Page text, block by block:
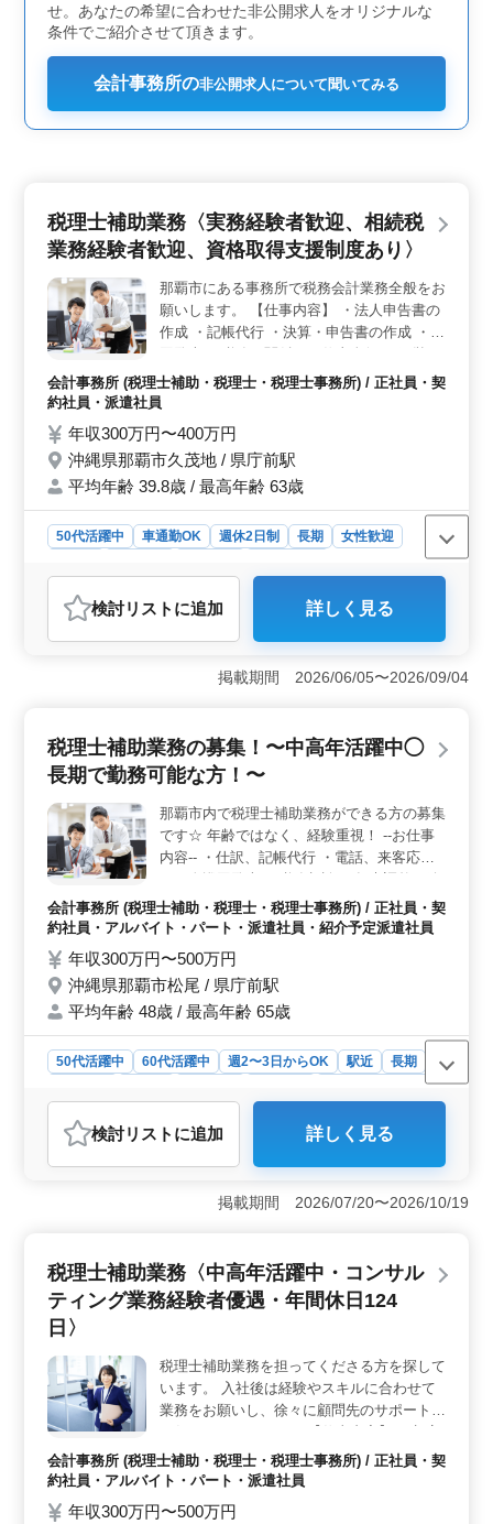
せ。あなたの希望に合わせた非公開求人をオリジナルな
条件でご紹介させて頂きます。
会計事務所の非公開求人について聞いてみる
税理士補助業務〈実務経験者歓迎、相続税
業務経験者歓迎、資格取得支援制度あり〉
那覇市にある事務所で税務会計業務全般をお
願いします。 【仕事内容】 ・法人申告書の
作成 ・記帳代行 ・決算・申告書の作成 ・巡
回監査 ・税務に関係する仕事全般 ・経営ア
ドバイス ◯税理士資格保有者歓迎 ◯50歳の
経験者歓迎 ◯国際税務に挑戦したい方歓迎
会計事務所 (税理士補助・税理士・税理士事務所) / 正社員・契
約社員・派遣社員
年収300万円〜400万円
沖縄県那覇市久茂地 / 県庁前駅
平均年齢 39.8歳 / 最高年齢 63歳
50代活躍中 車通勤OK 週休2日制 長期
女性歓迎
おすすめポイント
＜経験豊富な税理士補助業務＞ 税務会計業務全般を担
当し、法人申告書の作成や記帳代行、決算・申告書の作
経験者や相続税業務経験者を歓迎し、資格取得支援も用
間休日125日程度。車通勤可で、働きやすい環境が整って
います。福利厚生も充実し、資格取得支援制度もありま
す。 ＜会社情報＞ 神奈川県川崎市川崎区東田町に
本社を構える会社で、税務業務や経営コンサルティング
を行っています。平均年齢39.8歳で、16人の従業員が活
躍しています。ご経験を活かし新しいステージを築いて
みませんか。お問い合わせお待ちしております。
検討リスト に追加 詳しく見る
掲載期間 2026/06/05〜2026/09/04
税理士補助業務の募集！〜中高年活躍中◯
長期で勤務可能な方！〜
那覇市内で税理士補助業務ができる方の募集
です☆ 年齢ではなく、経験重視！ --お仕事
内容-- ・仕訳、記帳代行 ・電話、来客応対
与計算 ・決算業務 ・申告書作成 ・その他関
連業務 能力に合わせお仕事をお願いしてい
そして税理士資格保有者も大歓迎！！ ＼ご
応募お待ちしております／
会計事務所 (税理士補助・税理士・税理士事務所) / 正社員・契
約社員・アルバイト・パート・派遣社員・紹介予定派遣社員
年収300万円〜500万円
沖縄県那覇市松尾 / 県庁前駅
平均年齢 48歳 / 最高年齢 65歳
50代活躍中 60代活躍中 週2〜3日からOK 駅近
長期
紹介予定派遣社員
会計事務所
おすすめポイント
＜経験者重視＞ 会計事務所経験5年以上の中高年の方に
最適。経験豊富な方は、仕訳、記帳代行、巡回監査、税
務相談、年末調整、給与計算、決算業務、申告書作成な
おいて、税理士資格をお持ちの方は大歓迎。豊富な知識
と経験を活かし、プロフェッショナルとして活躍できる
環境です。能力に応じた役割をお任せします。 ＜長
期での勤務可能＞ 長期の勤務が可能な方を募集。経験
を活かして長く働き続けたい方にぴったりな職場です。
週5,6日のフルタイム勤務で、しっかりとした休日も確保
されています。
検討リスト に追加 詳しく見る
掲載期間 2026/07/20〜2026/10/19
税理士補助業務〈中高年活躍中・コンサル
ティング業務経験者優遇・年間休日124
日〉
税理士補助業務を担ってくださる方を探して
います。 入社後は経験やスキルに合わせて
業務をお願いし、徐々に顧問先のサポートを
（会社）の会計データ入力 ・顧客の会計業
務のサポート、コンサルティング ・年末調
しくをモットーにしている、家族的な雰囲気
会計事務所 (税理士補助・税理士・税理士事務所) / 正社員・契
約社員・アルバイト・パート・派遣社員
年収300万円〜500万円